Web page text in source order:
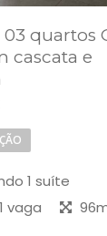
quartos
cascata e
1 suíte
1 vaga